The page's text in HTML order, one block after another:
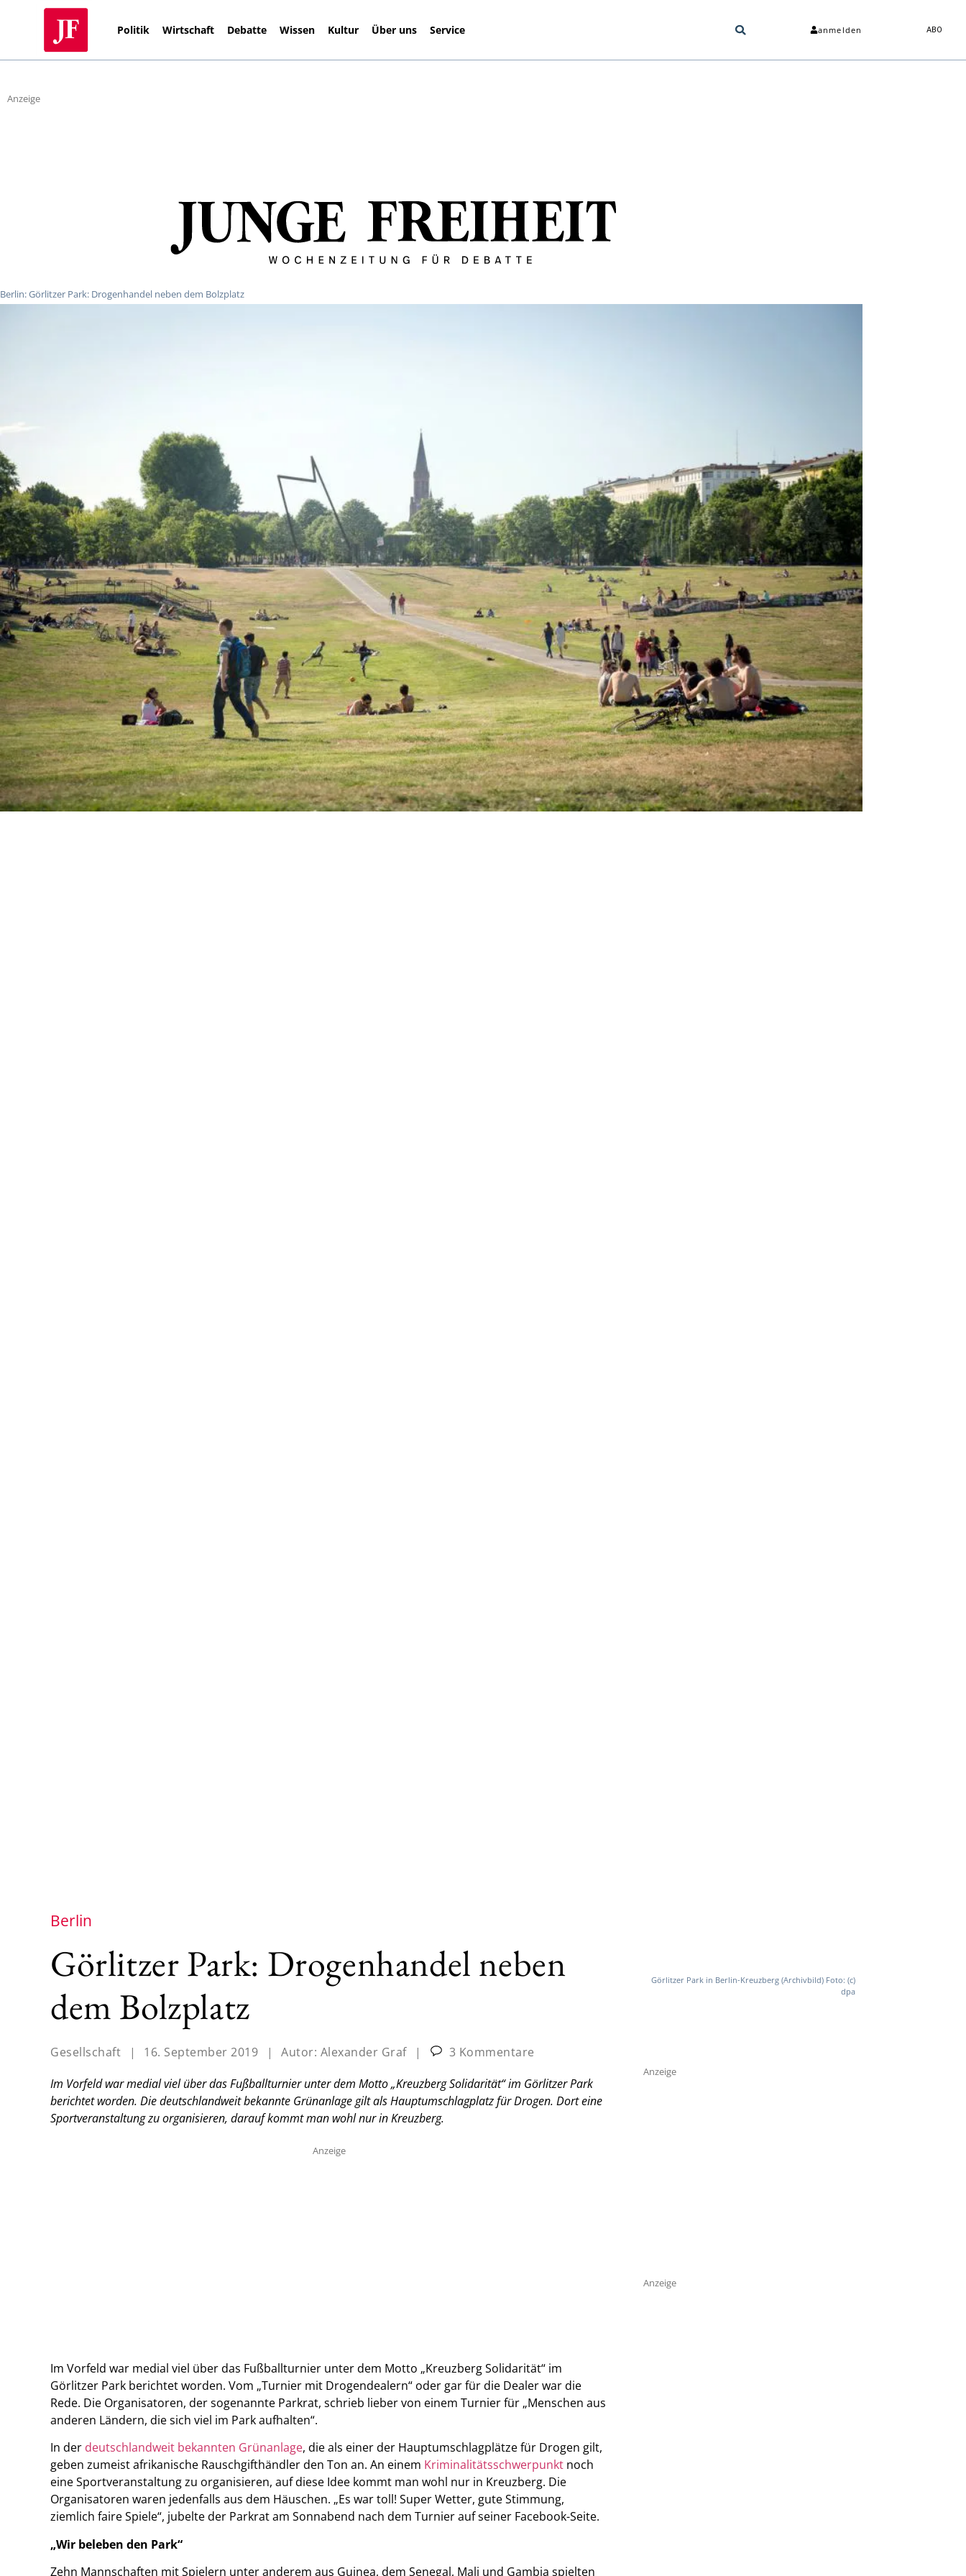
Politik Wirtschaft Debatte Wissen Kultur Über uns Service anmelden ABO
Anzeige
Berlin: Görlitzer Park: Drogenhandel neben dem Bolzplatz
Berlin
Görlitzer Park: Drogenhandel neben
dem Bolzplatz
Gesellschaft | 16. September 2019 | Autor: Alexander Graf |
3 Kommentare
Im Vorfeld war medial viel über das Fußballturnier unter dem Motto „Kreuzberg Solidarität“ im Görlitzer Park
berichtet worden. Die deutschlandweit bekannte Grünanlage gilt als Hauptumschlagplatz für Drogen. Dort eine
Sportveranstaltung zu organisieren, darauf kommt man wohl nur in Kreuzberg.
Anzeige
Im Vorfeld war medial viel über das Fußballturnier unter dem Motto „Kreuzberg Solidarität“ im
Görlitzer Park berichtet worden. Vom „Turnier mit Drogendealern“ oder gar für die Dealer war die
Rede. Die Organisatoren, der sogenannte Parkrat, schrieb lieber von einem Turnier für „Menschen aus
anderen Ländern, die sich viel im Park aufhalten“.
In der deutschlandweit bekannten Grünanlage, die als einer der Hauptumschlagplätze für Drogen gilt,
geben zumeist afrikanische Rauschgifthändler den Ton an. An einem Kriminalitätsschwerpunkt noch
eine Sportveranstaltung zu organisieren, auf diese Idee kommt man wohl nur in Kreuzberg. Die
Organisatoren waren jedenfalls aus dem Häuschen. „Es war toll! Super Wetter, gute Stimmung,
ziemlich faire Spiele“, jubelte der Parkrat am Sonnabend nach dem Turnier auf seiner Facebook-Seite.
„Wir beleben den Park“
Zehn Mannschaften mit Spielern unter anderem aus Guinea, dem Senegal, Mali und Gambia spielten
Görlitzer Park in Berlin-Kreuzberg (Archivbild) Foto: (c)
dpa
Anzeige
Anzeige